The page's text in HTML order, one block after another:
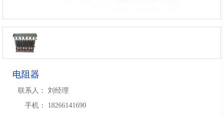
电阻器
联系人：
刘经理
手机：
18266141690